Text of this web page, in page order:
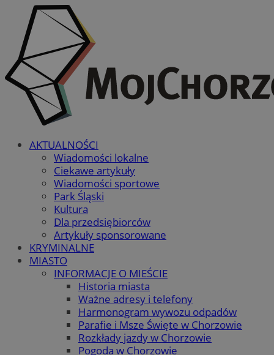
AKTUALNOŚCI
Wiadomości lokalne
Ciekawe artykuły
Wiadomości sportowe
Park Śląski
Kultura
Dla przedsiębiorców
Artykuły sponsorowane
KRYMINALNE
MIASTO
INFORMACJE O MIEŚCIE
Historia miasta
Ważne adresy i telefony
Harmonogram wywozu odpadów
Parafie i Msze Święte w Chorzowie
Rozkłady jazdy w Chorzowie
Pogoda w Chorzowie